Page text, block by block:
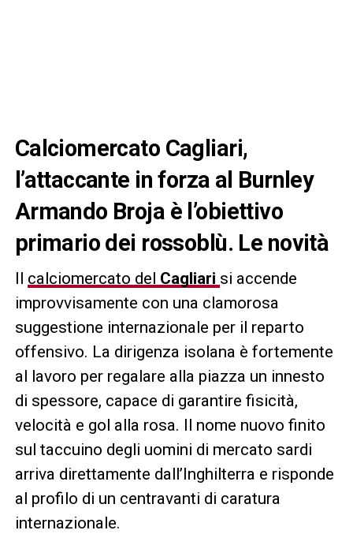
Calciomercato Cagliari,
l’attaccante in forza al Burnley
Armando Broja è l’obiettivo
primario dei rossoblù. Le novità
Il calciomercato del Cagliari si accende
improvvisamente con una clamorosa
suggestione internazionale per il reparto
offensivo. La dirigenza isolana è fortemente
al lavoro per regalare alla piazza un innesto
di spessore, capace di garantire fisicità,
velocità e gol alla rosa. Il nome nuovo finito
sul taccuino degli uomini di mercato sardi
arriva direttamente dall’Inghilterra e risponde
al profilo di un centravanti di caratura
internazionale.